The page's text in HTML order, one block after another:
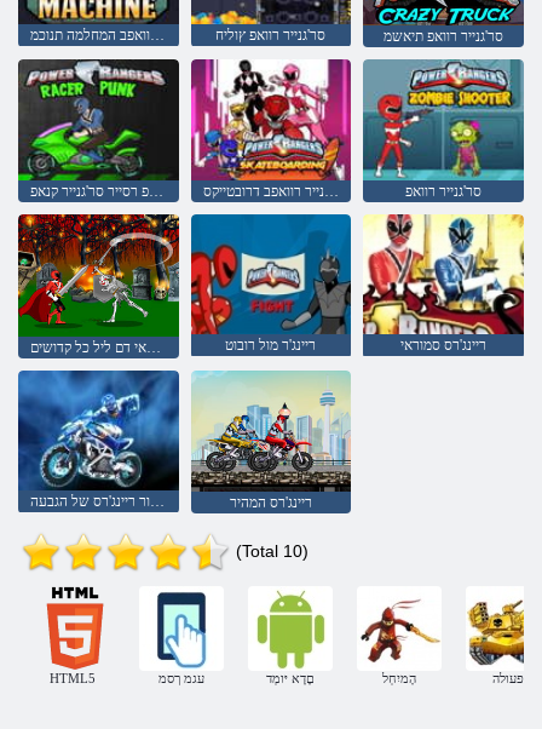
סר'גנייר רוואפב המחלמה תנוכמ סר'גנייר רוואפ ץוליח סר'גנייר רוואפ תיאשמ
סר'גנייר רוואפ
ריינג'ר מול רובוט ריינג'רס סמוראי
עליון פאוור ריינג'רס של הגבעה ריינג'רס המהיר
(Total 10)
HTML5 עגמ ךסמ םָדָא יּומְד הָמיִחְל פעולה